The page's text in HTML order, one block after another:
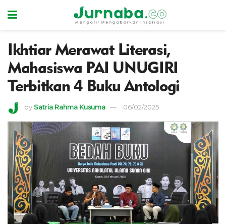
Ikhtiar Merawat Literasi,
Mahasiswa PAI UNUGIRI
Terbitkan 4 Buku Antologi
by Satria Rahma Kusuma 06/02/2025